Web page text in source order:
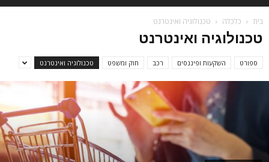
בית כלכלה טכנולוגיה ואינטרנט
טכנולוגיה ואינטרנט
ספורט השקעות ופיננסים רכב חוק ומשפט טכנולוגיה ואינטרנט